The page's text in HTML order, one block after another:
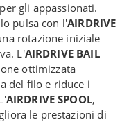
gli appassionati.
pulsa con l'AIRDRIVE
rotazione iniziale
L'AIRDRIVE BAIL
ottimizzata
del filo e riduce i
AIRDRIVE SPOOL,
le prestazioni di